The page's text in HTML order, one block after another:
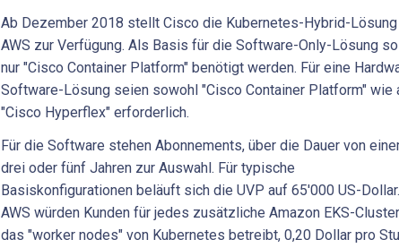
Ab Dezember 2018 stellt Cisco die Kubernetes-Hybrid-
AWS zur Verfügung. Als Basis für die Software-Only-Lösung
nur "Cisco Container Platform" benötigt werden. Für eine
Software-Lösung seien sowohl "Cisco Container Platform" wie
"Cisco Hyperflex" erforderlich.
Für die Software stehen Abonnements, über die Dauer von
drei oder fünf Jahren zur Auswahl. Für typische
Basiskonfigurationen beläuft sich die UVP auf 65'000 US-
AWS würden Kunden für jedes zusätzliche Amazon EKS-
das "worker nodes" von Kubernetes betreibt, 0,20 Dollar pro